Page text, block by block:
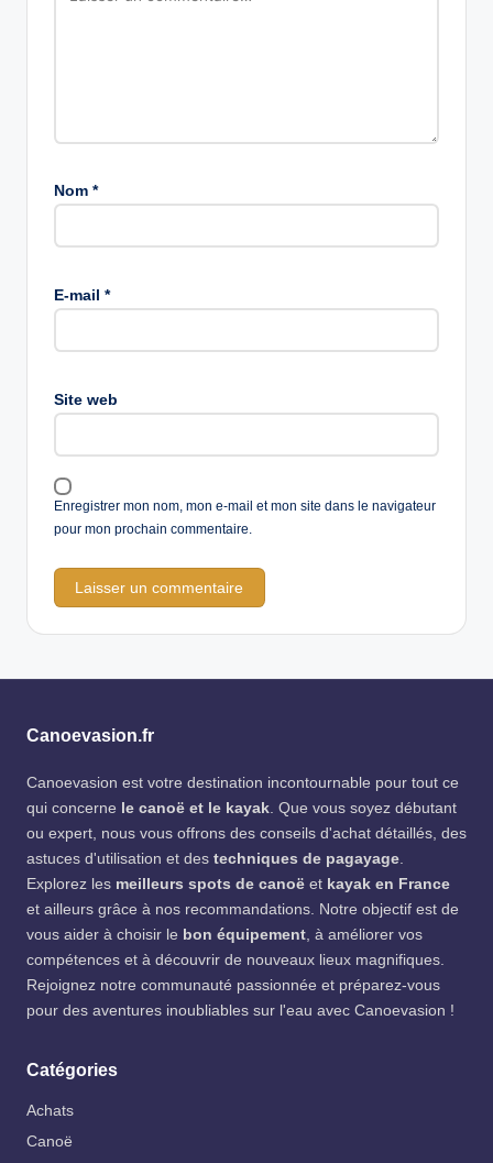
Nom *
E-mail *
Site web
Enregistrer mon nom, mon e-mail et mon site dans le navigateur
pour mon prochain commentaire.
Canoevasion.fr
Canoevasion est votre destination incontournable pour tout ce
qui concerne le canoë et le kayak. Que vous soyez débutant
ou expert, nous vous offrons des conseils d'achat détaillés, des
astuces d'utilisation et des techniques de pagayage.
Explorez les meilleurs spots de canoë et kayak en France
et ailleurs grâce à nos recommandations. Notre objectif est de
vous aider à choisir le bon équipement, à améliorer vos
compétences et à découvrir de nouveaux lieux magnifiques.
Rejoignez notre communauté passionnée et préparez-vous
pour des aventures inoubliables sur l'eau avec Canoevasion !
Catégories
Achats
Canoë